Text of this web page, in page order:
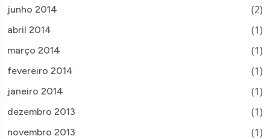
junho 2014 (2)
abril 2014 (1)
março 2014 (1)
fevereiro 2014 (1)
janeiro 2014 (1)
dezembro 2013 (1)
novembro 2013 (1)